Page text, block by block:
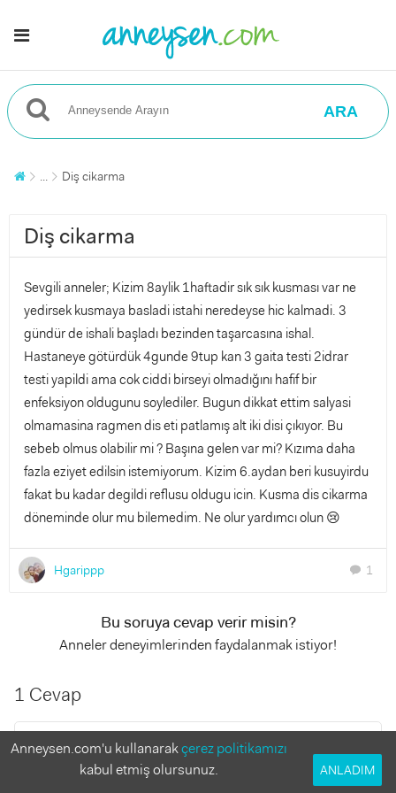
ARA
... Diş cikarma
Diş cikarma
Sevgili anneler; Kizim 8aylik 1haftadir sık sık kusması var ne
yedirsek kusmaya basladi istahi neredeyse hic kalmadi. 3
gündür de ishali başladı bezinden taşarcasına ishal.
Hastaneye götürdük 4gunde 9tup kan 3 gaita testi 2idrar
testi yapildi ama cok ciddi birseyi olmadığını hafif bir
enfeksiyon oldugunu soylediler. Bugun dikkat ettim salyasi
olmamasina ragmen dis eti patlamış alt iki disi çıkıyor. Bu
sebeb olmus olabilir mi ? Başına gelen var mi? Kızıma daha
fazla eziyet edilsin istemiyorum. Kizim 6.aydan beri kusuyirdu
fakat bu kadar degildi reflusu oldugu icin. Kusma dis cikarma
döneminde olur mu bilemedim. Ne olur yardımcı olun 😢
Hgarippp chat 1
Bu soruya cevap verir misin?
Anneler deneyimlerinden faydalanmak istiyor!
1 Cevap
Mekselinam..
7 yıl önce
Anneysen.com'u kullanarakçerez politikamızı
kabul etmiş olursunuz.
ANLADIM